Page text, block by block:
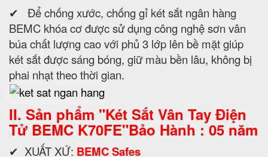
✔ Để chống xước, chống gỉ két sắt ngân hàng
BEMC khóa cơ được sử dụng công nghệ sơn vân
búa chất lượng cao với phủ 3 lớp lên bề mặt giúp
két sắt được sáng bóng, giữ màu bền lâu, không bị
phai nhạt theo thời gian.
II. Sản phẩm "Két Sắt Vân Tay Điện
Tử BEMC K70FE"Bảo Hành : 05 năm
✔ XUẤT XỨ: BEMC Safes